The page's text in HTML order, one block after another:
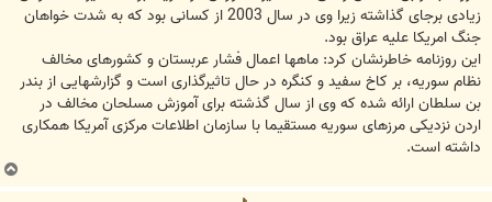
زیادی برجای گذاشته زیرا وی در سال 2003 از کسانی بود که به شدت خواهان
جنگ امریکا علیه عراق بود.
این روزنامه خاطرنشان کرد: ماهها اعمال فشار عربستان و کشورهای مخالف
نظام سوریه، بر کاخ سفید و کنگره در حال تاثیرگذاری است و گزارشهایی از بندر
بن سلطان ارائه شده که وی از سال گذشته برای آموزش مسلحان مخالف در
اردن نزدیکی مرزهای سوریه مستقیما با سازمان اطلاعات مرکزی آمریکا همکاری
داشته است.
ب
ا